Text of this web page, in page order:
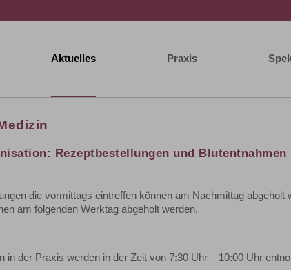
Aktuelles Praxis
Rezeptbestellungen und Blutentnahmen
die vormittags eintreffen können am Nachmittag
am folgenden Werktag abgeholt werden.
in der Praxis werden in der Zeit von 7:30 Uhr – 10:00 Uhr